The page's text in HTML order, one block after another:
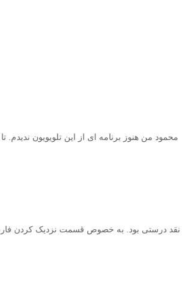
محمود من هنوز برنامه ای از اين تلويويون
نقد درستی بود. به خصوص قسمت نزدیک کردن